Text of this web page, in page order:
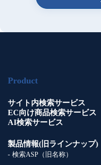
Product
サイト内検索サービス
EC向け商品検索サービス
AI検索サービス
製品情報(旧ラインナップ)
- 検索ASP（旧名称）